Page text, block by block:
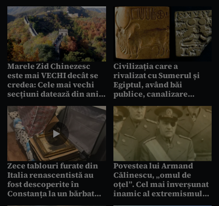
mișcă
de timp de la momentul
decesului
Marele Zid Chinezesc
este mai VECHI decât se
credea: Cele mai vechi
secțiuni datează din anii
Civilizația care a
rivalizat cu Sumerul și
Egiptul, având băi
publice, canalizare
încă nedescifrată
Zece tablouri furate din
Italia renascentistă au
fost descoperite în
Constanța la un bărbat
Povestea lui Armand
Călinescu, „omul de
oțel”. Cel mai înverșunat
inamic al extremismului